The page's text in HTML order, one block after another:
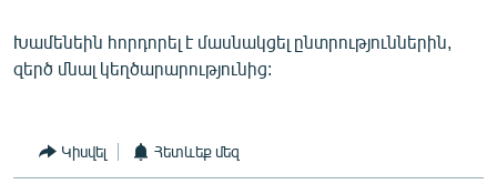
Հայերեն
Русский
Խամենեին հորդորել է մասնակցել ընտրություններին,
զերծ մնալ կեղծարարությունից:
Կիսվել Հետևեք մեզ